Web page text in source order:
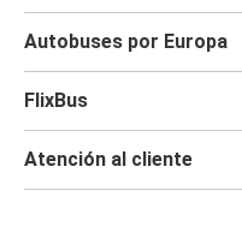
Autobuses por Europa
FlixBus
Atención al cliente